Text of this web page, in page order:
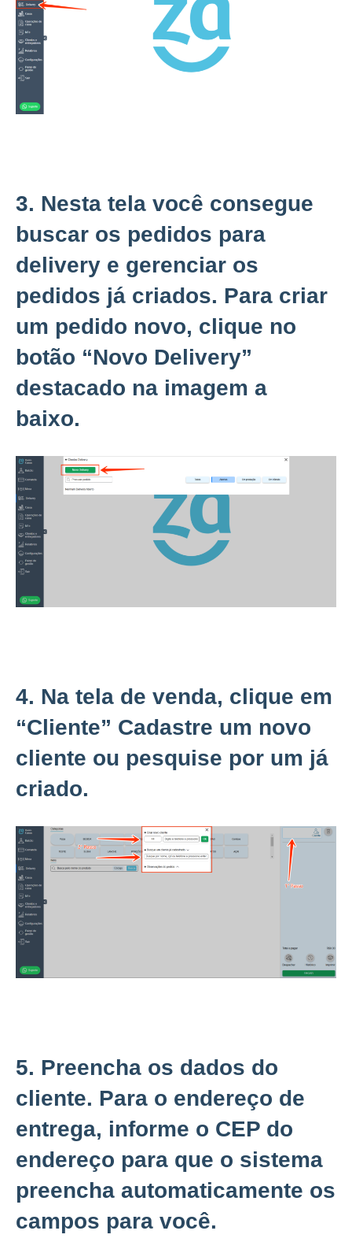
3. Nesta tela você consegue
buscar os pedidos para
delivery e gerenciar os
pedidos já criados. Para criar
um pedido novo, clique no
botão “Novo Delivery”
destacado na imagem a
baixo.
4. Na tela de venda, clique em
“Cliente” Cadastre um novo
cliente ou pesquise por um já
criado.
5. Preencha os dados do
cliente. Para o endereço de
entrega, informe o CEP do
endereço para que o sistema
preencha automaticamente os
campos para você.